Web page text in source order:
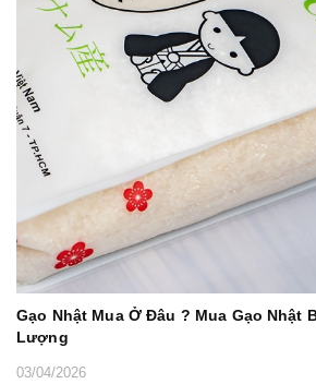
Gạo Nhật Mua Ở Đâu ? Mua Gạo Nhật
Lượng
03/04/2026